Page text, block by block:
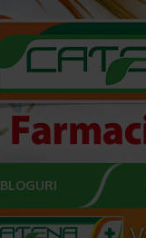
BLOGURI